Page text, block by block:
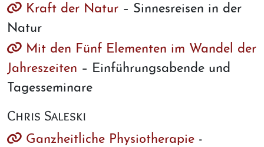
Kraft der Natur– Sinnesreisen in der
Natur
Mit den Fünf Elementen im Wandel der
Jahreszeiten – Einführungsabende und
Tagesseminare
Chris Saleski
Ganzheitliche Physiotherapie-